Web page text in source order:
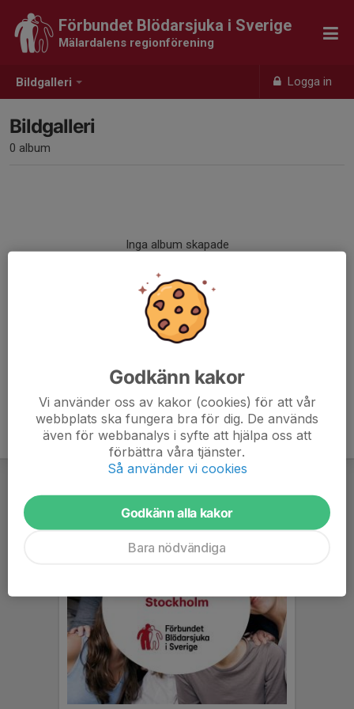
Bildgalleri Logga in
Förbundet Blödarsjuka i Sverige
Mälardalens regionförening
Bildgalleri
0 album
Inga album skapade
Godkänn kakor
Vi använder oss av kakor (cookies) för att vår
webbplats ska fungera bra för dig. De används
även för webbanalys i syfte att hjälpa oss att
förbättra våra tjänster.
Så använder vi cookies
Godkänn alla kakor
Bara nödvändiga